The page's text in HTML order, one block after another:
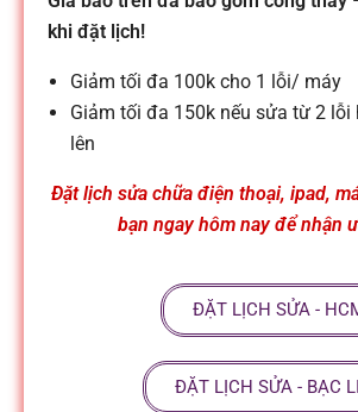
ử
a
c
khi đặt lịch!
Giảm tối đa 100k cho 1 lỗi/ máy
Giảm tối đa 150k nếu sửa từ 2 lỗi
lên
Đặt lịch sửa chữa điện thoại, ipad,
bạn ngay hôm nay để nhận
ĐẶT LỊCH SỬA -
ĐẶT LỊCH SỬA - BẠC